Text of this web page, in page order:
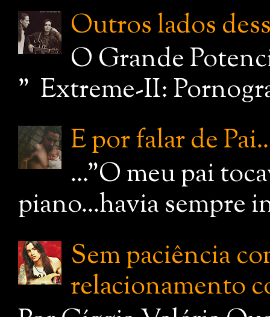
Outros lados
O Grande
" Extreme-II:
E por falar de
..."O meu pai
piano...havia sempre
Sem paciência
relacionamento